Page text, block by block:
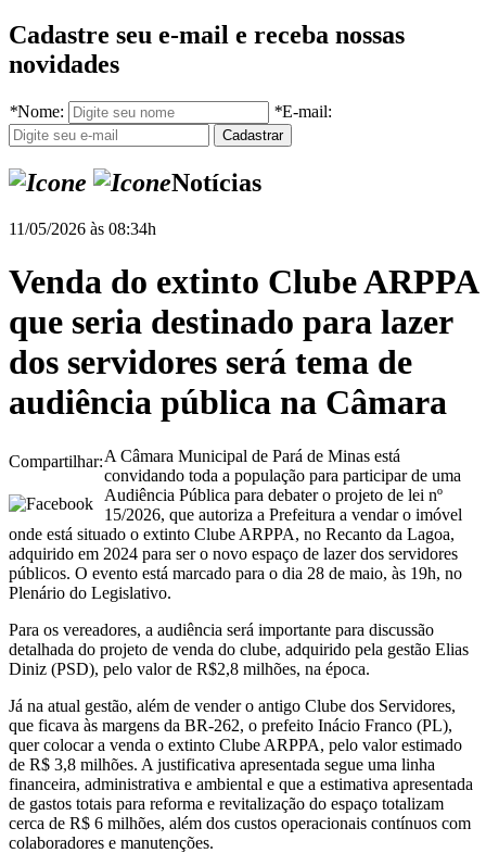
Cadastre seu e-mail e receba nossas
novidades
*Nome: *E-mail:
Notícias
11/05/2026 às 08:34h
Venda do extinto Clube ARPPA
que seria destinado para lazer
dos servidores será tema de
audiência pública na Câmara
Compartilhar:A Câmara Municipal de Pará de Minas está
convidando toda a população para participar de uma
Audiência Pública para debater o projeto de lei nº
15/2026, que autoriza a Prefeitura a vendar o imóvel
onde está situado o extinto Clube ARPPA, no Recanto da Lagoa,
adquirido em 2024 para ser o novo espaço de lazer dos servidores
públicos. O evento está marcado para o dia 28 de maio, às 19h, no
Plenário do Legislativo.
Para os vereadores, a audiência será importante para discussão
detalhada do projeto de venda do clube, adquirido pela gestão Elias
Diniz (PSD), pelo valor de R$2,8 milhões, na época.
Já na atual gestão, além de vender o antigo Clube dos Servidores,
que ficava às margens da BR-262, o prefeito Inácio Franco (PL),
quer colocar a venda o extinto Clube ARPPA, pelo valor estimado
de R$ 3,8 milhões. A justificativa apresentada segue uma linha
financeira, administrativa e ambiental e que a estimativa apresentada
de gastos totais para reforma e revitalização do espaço totalizam
cerca de R$ 6 milhões, além dos custos operacionais contínuos com
colaboradores e manutenções.